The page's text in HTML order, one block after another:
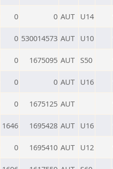
0 0 AUT U14
0 530014573 AUT U10
0 1675095 AUT S50
0 0 AUT U16
0 1675125 AUT
1646 1695428 AUT U16
0 1695410 AUT U12